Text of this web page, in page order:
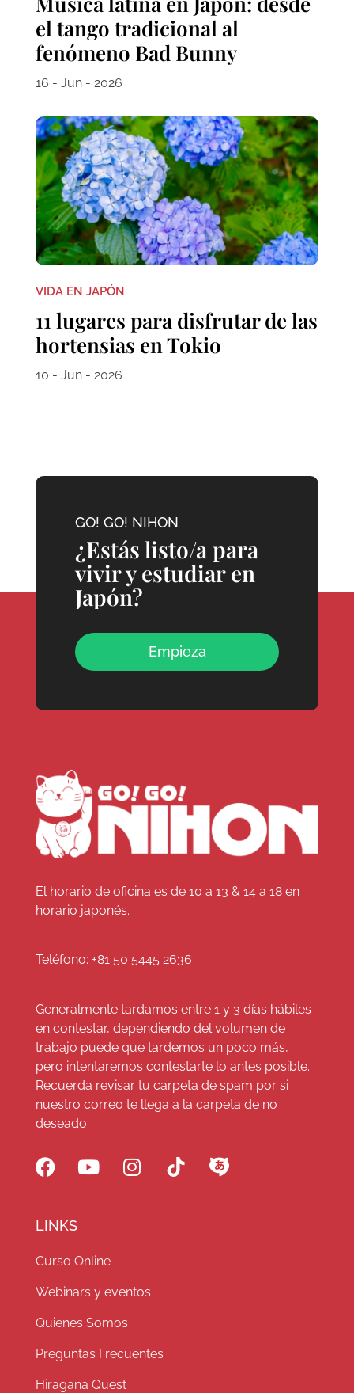
el tango tradicional al
fenómeno Bad Bunny
16 - Jun - 2026
VIDA EN JAPÓN
11 lugares para disfrutar de las
hortensias en Tokio
10 - Jun - 2026
GO! GO! NIHON
¿Estás listo/a para
vivir y estudiar en
Japón?
Empieza
El horario de oficina es de 10 a 13 & 14 a 18 en
horario japonés.
Teléfono: +81 50 5445 2636
Generalmente tardamos entre 1 y 3 días hábiles
en contestar, dependiendo del volumen de
trabajo puede que tardemos un poco más,
pero intentaremos contestarte lo antes posible.
Recuerda revisar tu carpeta de spam por si
nuestro correo te llega a la carpeta de no
deseado.
LINKS
Curso Online
Webinars y eventos
Quienes Somos
Preguntas Frecuentes
Hiragana Quest